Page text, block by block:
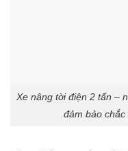
Xe nâng tời điện 2 tấn –
đảm bảo